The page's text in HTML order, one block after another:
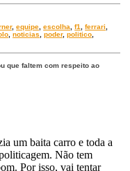
,equipe ,escolha ,f1 ,ferrari
,noticias ,poder,politico
que faltem com respeito ao